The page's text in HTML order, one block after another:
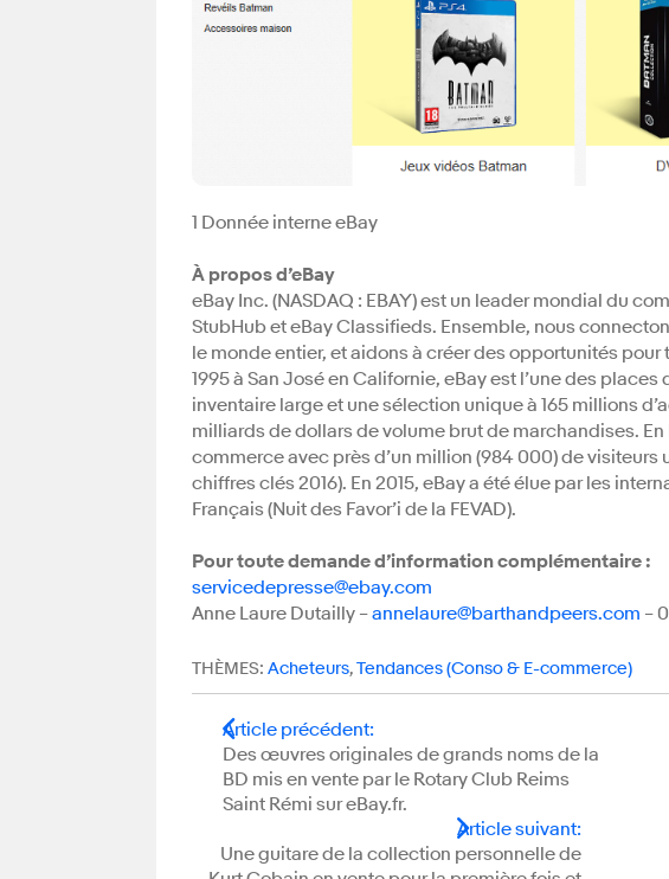
1 Donnée interne eBay
À propos d’eBay
eBay Inc. (NASDAQ : EBAY) est un leader mondial du
StubHub et eBay Classifieds. Ensemble, nous
le monde entier, et aidons à créer des opportunités
1995 à San José en Californie, eBay est l’une des
inventaire large et une sélection unique à 165 millions
milliards de dollars de volume brut de marchandises.
commerce avec près d’un million (984 000) de
chiffres clés 2016). En 2015, eBay a été élue par les
Français (Nuit des Favor’i de la FEVAD).
Pour toute demande d’information complémentaire :
servicedepresse@ebay.com
Anne Laure Dutailly –annelaure@barthandpeers.com –
THÈMES: Acheteurs,Tendances (Conso & E-commerce)
Article précédent:
Des œuvres originales de grands noms de la
BD mis en vente par le Rotary Club Reims
Saint Rémi sur eBay.fr.
Article suivant:
Une guitare de la collection personnelle de